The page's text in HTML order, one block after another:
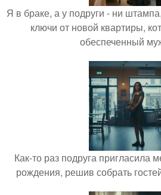
Я в браке, а у подруги - ни
ключи от новой квартиры,
обеспеченный
Как-то раз подруга пригласила
рождения, решив собрать